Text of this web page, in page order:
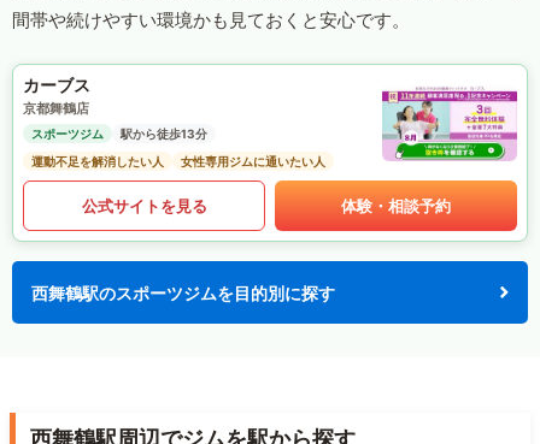
間帯や続けやすい環境かも見ておくと安心です。
カーブス
京都舞鶴店
スポーツジム
駅から徒歩13分
運動不足を解消したい人
女性専用ジムに通いたい人
公式サイトを見る 体験・相談予約
西舞鶴駅のスポーツジムを目的別に探す